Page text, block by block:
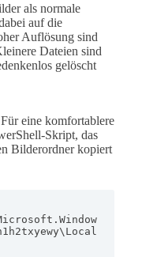
als normale
auf die
Auflösung sind
Dateien sind
gelöscht
Für eine komfortablere
Skript, das
Bilderordner kopiert